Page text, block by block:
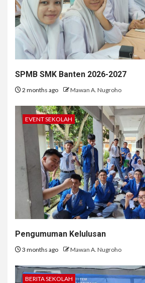
SPMB SMK Banten 2026-2027
2 months ago Mawan A. Nugroho
EVENT SEKOLAH
Pengumuman Kelulusan
3 months ago Mawan A. Nugroho
BERITA SEKOLAH